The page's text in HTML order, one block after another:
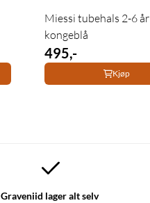
Miessi tubehals 2-6 år
kongeblå
495,-
Kjøp
Graveniid lager alt selv